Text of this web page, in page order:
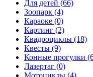
Для детей (66)
Зоопарк (4)
Караоке (0)
Картинг (2)
Квадроциклы (18)
Квесты (9)
Конные прогулки
Лазертаг (0)
Мотоциклы (4)